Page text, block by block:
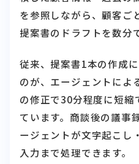
を参照しながら、顧客ご
提案書のドラフトを数分
従来、提案書1本の作成
のが、エージェントによ
の修正で30分程度に短縮
ています。商談後の議事
ージェントが文字起こし
入力まで処理できます。